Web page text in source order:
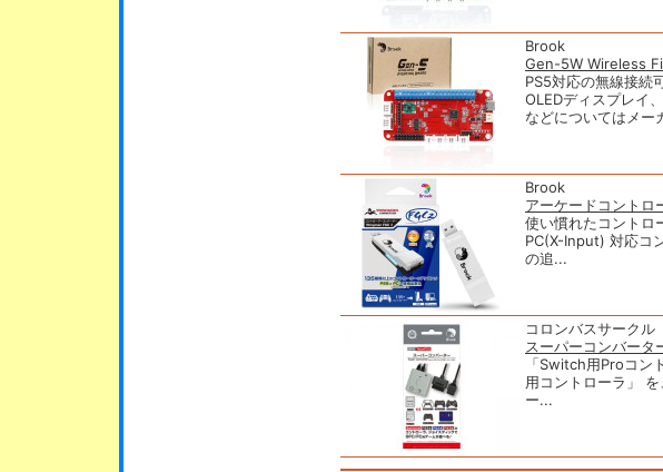
Brook
Gen-5W Wireless
PS5対応の無線接続
OLEDディスプレイ
などについてはメー
Brook
アーケードコントロ
使い慣れたコントロ
PC(X-Input) 対応コ
の追...
コロンバスサークル
スーパーコンバー
「Switch用Proコン
用コントローラ」
ー...